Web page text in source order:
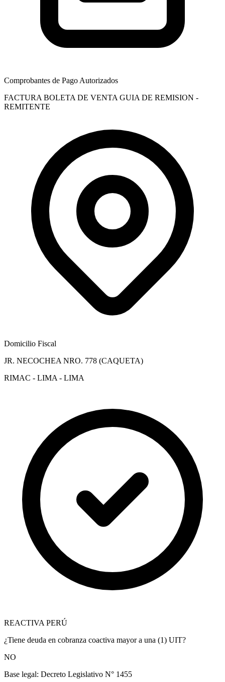
Comprobantes de Pago Autorizados
FACTURA BOLETA DE VENTA GUIA DE REMISION -
REMITENTE
Domicilio Fiscal
JR. NECOCHEA NRO. 778 (CAQUETA)
RIMAC - LIMA - LIMA
REACTIVA PERÚ
¿Tiene deuda en cobranza coactiva mayor a una (1) UIT?
NO
Base legal: Decreto Legislativo N° 1455